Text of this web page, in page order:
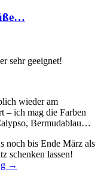
sehr geeignet!
wieder am
– ich mag die Farben
Bermudablau…
noch bis Ende März als
schenken lassen!
„Prickelnd
→